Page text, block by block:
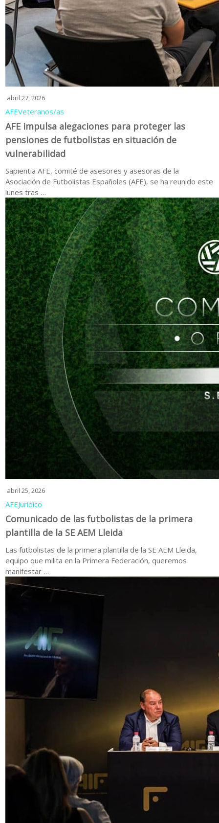
abril 27, 2026
AFEVeteranos/as
AFE impulsa alegaciones para proteger las
pensiones de futbolistas en situación de
vulnerabilidad
Sapientia AFE, comité de asesores y asesoras de la
Asociación de Futbolistas Españoles (AFE), se ha reunido este
lunes tras …
abril 25, 2026
AFEJurídico
Comunicado de las futbolistas de la primera
plantilla de la SE AEM Lleida
Las futbolistas de la primera plantilla de la SE AEM Lleida,
equipo que milita en la Primera Federación, queremos
manifestar …